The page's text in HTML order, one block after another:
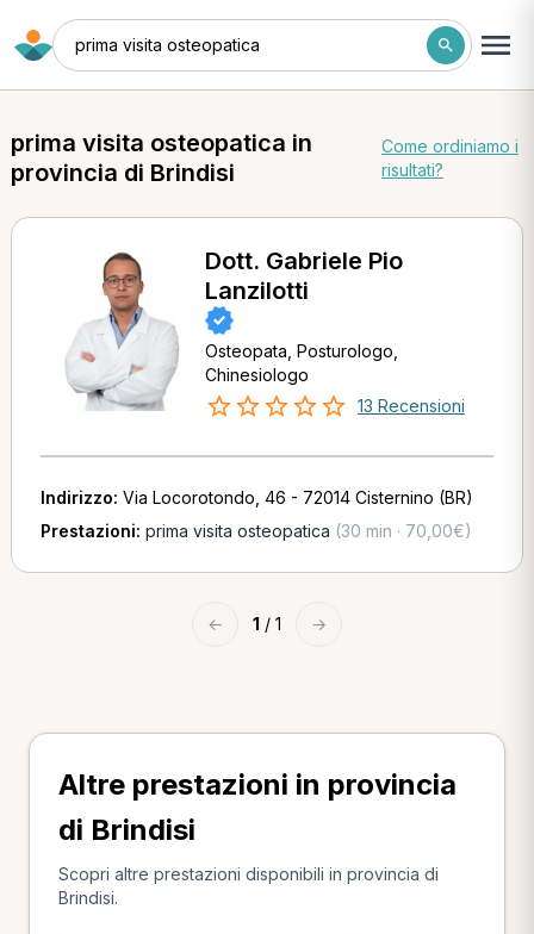
prima visita osteopatica
prima visita osteopatica in
provincia di Brindisi
Come ordiniamo i
risultati?
Dott. Gabriele Pio
Lanzilotti
Osteopata, Posturologo,
Chinesiologo
13 Recensioni
Indirizzo: Via Locorotondo, 46 - 72014 Cisternino (BR)
Prestazioni: prima visita osteopatica (30 min · 70,00€)
← 1 / 1 →
Altre prestazioni in provincia
di Brindisi
Scopri altre prestazioni disponibili in provincia di
Brindisi.